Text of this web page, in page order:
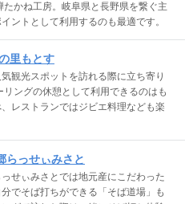
かね工房。岐阜県と長野県を繋ぐ主
ントとして利用するのも最適です。
里もとす
観光スポットを訪れる際に立ち寄り
ングの休憩として利用できるのはも
レストランではジビエ料理なども楽
らっせぃみさと
せぃみさとでは地元産にこだわった
でそば打ちができる「そば道場」も